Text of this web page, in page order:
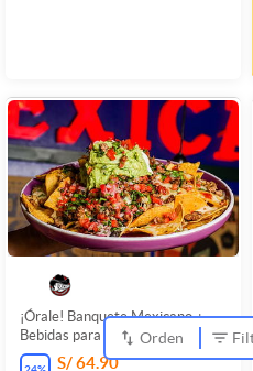
¡Órale! Banquete Mexicano +
Bebidas para 02 en El Mexicano
S/ 64.90
Orden